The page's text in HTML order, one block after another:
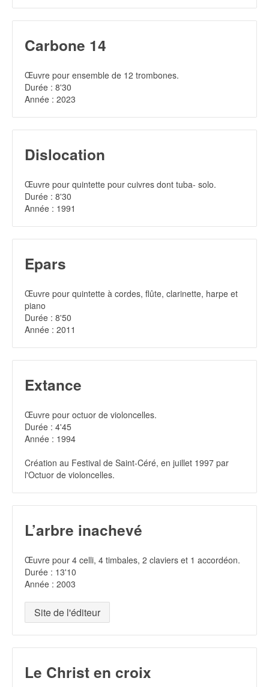
Carbone 14
Œuvre pour ensemble de 12 trombones.
Durée : 8'30
Année : 2023
Dislocation
Œuvre pour quintette pour cuivres dont tuba- solo.
Durée : 8'30
Année : 1991
Epars
Œuvre pour quintette à cordes, flûte, clarinette, harpe et
piano
Durée : 8'50
Année : 2011
Extance
Œuvre pour octuor de violoncelles.
Durée : 4'45
Année : 1994
Création au Festival de Saint-Céré, en juillet 1997 par
l'Octuor de violoncelles.
L’arbre inachevé
Œuvre pour 4 celli, 4 timbales, 2 claviers et 1 accordéon.
Durée : 13'10
Année : 2003
Site de l'éditeur
Le Christ en croix